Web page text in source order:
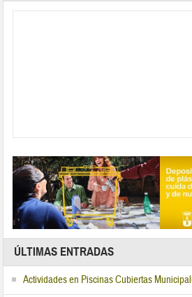
ÚLTIMAS ENTRADAS
Actividades en Piscinas Cubiertas